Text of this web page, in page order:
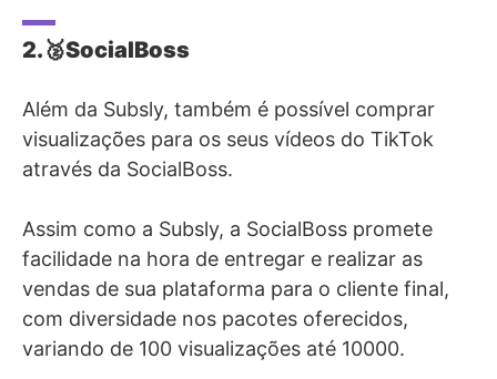
2.🥈SocialBoss
Além da Subsly, também é possível comprar
visualizações para os seus vídeos do TikTok
através da SocialBoss.
Assim como a Subsly, a SocialBoss promete
facilidade na hora de entregar e realizar as
vendas de sua plataforma para o cliente final,
com diversidade nos pacotes oferecidos,
variando de 100 visualizações até 10000.